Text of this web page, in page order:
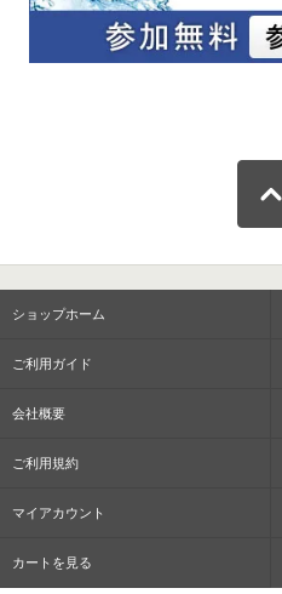
ショップホーム
ご利用ガイド
会社概要
ご利用規約
マイアカウント
カートを見る